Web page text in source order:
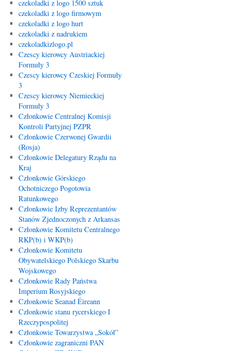
czekoladki z logo 1500 sztuk
czekoladki z logo firmowym
czekoladki z logo hurt
czekoladki z nadrukiem
czekoladkizlogo.pl
Czescy kierowcy Austriackiej
Formuły 3
Czescy kierowcy Czeskiej Formuły
3
Czescy kierowcy Niemieckiej
Formuły 3
Członkowie Centralnej Komisji
Kontroli Partyjnej PZPR
Członkowie Czerwonej Gwardii
(Rosja)
Członkowie Delegatury Rządu na
Kraj
Członkowie Górskiego
Ochotniczego Pogotowia
Ratunkowego
Członkowie Izby Reprezentantów
Stanów Zjednoczonych z Arkansas
Członkowie Komitetu Centralnego
RKP(b) i WKP(b)
Członkowie Komitetu
Obywatelskiego Polskiego Skarbu
Wojskowego
Członkowie Rady Państwa
Imperium Rosyjskiego
Członkowie Seanad Éireann
Członkowie stanu rycerskiego I
Rzeczypospolitej
Członkowie Towarzystwa „Sokół”
Członkowie zagraniczni PAN